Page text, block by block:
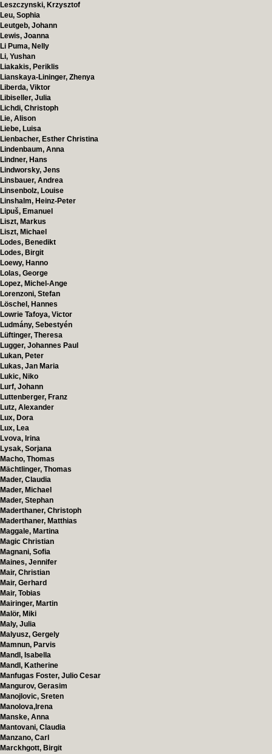
Leszczynski, Krzysztof
Leu, Sophia
Leutgeb, Johann
Lewis, Joanna
Li Puma, Nelly
Li, Yushan
Liakakis, Periklis
Lianskaya-Lininger, Zhenya
Liberda, Viktor
Libiseller, Julia
Lichdi, Christoph
Lie, Alison
Liebe, Luisa
Lienbacher, Esther Christina
Lindenbaum, Anna
Lindner, Hans
Lindworsky, Jens
Linsbauer, Andrea
Linsenbolz, Louise
Linshalm, Heinz-Peter
Lipuš, Emanuel
Liszt, Markus
Liszt, Michael
Lodes, Benedikt
Lodes, Birgit
Loewy, Hanno
Lolas, George
Lopez, Michel-Ange
Lorenzoni, Stefan
Löschel, Hannes
Lowrie Tafoya, Victor
Ludmány, Sebestyén
Lüftinger, Theresa
Lugger, Johannes Paul
Lukan, Peter
Lukas, Jan Maria
Lukic, Niko
Lurf, Johann
Luttenberger, Franz
Lutz, Alexander
Lux, Dora
Lux, Lea
Lvova, Irina
Lysak, Sorjana
Macho, Thomas
Mächtlinger, Thomas
Mader, Claudia
Mader, Michael
Mader, Stephan
Maderthaner, Christoph
Maderthaner, Matthias
Maggale, Martina
Magic Christian
Magnani, Sofia
Maines, Jennifer
Mair, Christian
Mair, Gerhard
Mair, Tobias
Mairinger, Martin
Malör, Miki
Maly, Julia
Malyusz, Gergely
Mamnun, Parvis
Mandl, Isabella
Mandl, Katherine
Manfugas Foster, Julio Cesar
Mangurov, Gerasim
Manojlovic, Sreten
Manolova,Irena
Manske, Anna
Mantovani, Claudia
Manzano, Carl
Marckhgott, Birgit